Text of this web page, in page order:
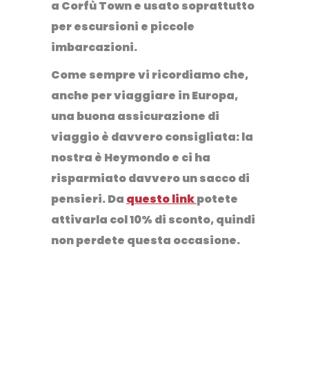
a Corfù Town e usato soprattutto
per escursioni e piccole
imbarcazioni.
Come sempre vi ricordiamo che,
anche per viaggiare in Europa,
una buona assicurazione di
viaggio è davvero consigliata: la
nostra è Heymondo e ci ha
risparmiato davvero un sacco di
pensieri. Da questo linkpotete
attivarla col 10% di sconto, quindi
non perdete questa occasione.